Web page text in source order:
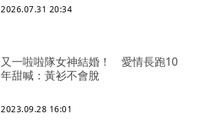
2026.07.31 20:34
又一啦啦隊女神結婚！ 愛情長跑10
年甜喊：黃衫不會脫
2023.09.28 16:01